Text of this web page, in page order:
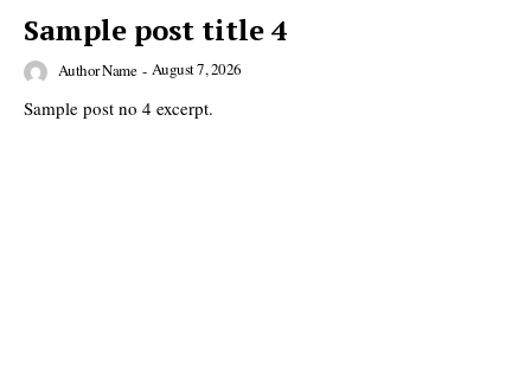
Sample post title 4
Author Name - August 7, 2026
Sample post no 4 excerpt.